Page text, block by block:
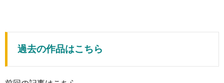
過去の作品はこちら